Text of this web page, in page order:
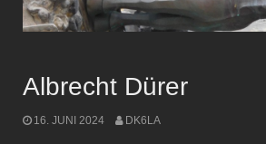
Albrecht Dürer
16. JUNI 2024 DK6LA